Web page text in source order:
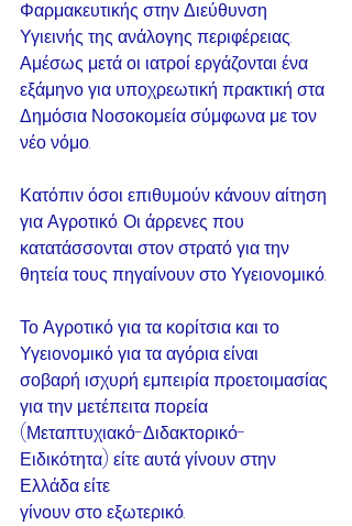
Φαρμακευτικής στην Διεύθυνση
Υγιεινής της ανάλογης περιφέρειας.
Αμέσως μετά οι ιατροί εργάζονται ένα
εξάμηνο για υποχρεωτική πρακτική στα
Δημόσια Νοσοκομεία σύμφωνα με τον
νέο νόμο.
Κατόπιν όσοι επιθυμούν κάνουν αίτηση
για Αγροτικό. Οι άρρενες που
κατατάσσονται στον στρατό για την
θητεία τους πηγαίνουν στο Υγειονομικό.
Το Αγροτικό για τα κορίτσια και το
Υγειονομικό για τα αγόρια είναι
σοβαρή ισχυρή εμπειρία προετοιμασίας
για την μετέπειτα πορεία
(Μεταπτυχιακό-Διδακτορικό-
Ειδικότητα) είτε αυτά γίνουν στην
Ελλάδα είτε
γίνουν στο εξωτερικό.